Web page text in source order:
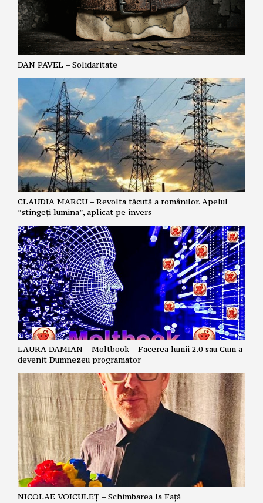
DAN PAVEL – Solidaritate
CLAUDIA MARCU – Revolta tăcută a românilor. Apelul
”stingeți lumina”, aplicat pe invers
LAURA DAMIAN – Moltbook – Facerea lumii 2.0 sau Cum a
devenit Dumnezeu programator
NICOLAE VOICULEȚ – Schimbarea la Față